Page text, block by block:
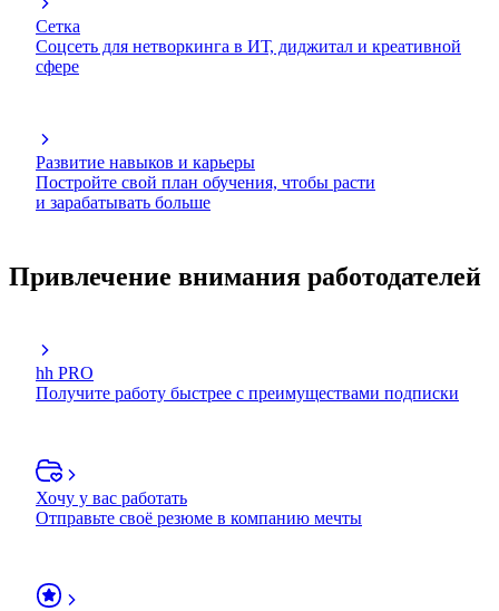
Сетка
Соцсеть для нетворкинга в ИТ, диджитал и креативной
сфере
Развитие навыков и карьеры
Постройте свой план обучения, чтобы расти
и зарабатывать больше
Привлечение внимания работодателей
hh PRO
Получите работу быстрее с преимуществами подписки
Хочу у вас работать
Отправьте своё резюме в компанию мечты